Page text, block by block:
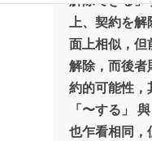
上、契約を
面上相似，但
解除，而後者
約的可能性，
「〜する」
也乍看相同，